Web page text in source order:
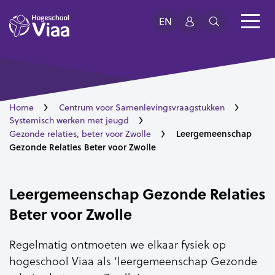
EN
Home
Centrum voor Samenlevingsvraagstukken
Systemisch werken met jeugd
Gezonde relaties, beter voor Zwolle
Leergemeenschap
Gezonde Relaties Beter voor Zwolle
Leergemeenschap Gezonde Relaties
Beter voor Zwolle
Regelmatig ontmoeten we elkaar fysiek op
hogeschool Viaa als ‘leergemeenschap Gezonde